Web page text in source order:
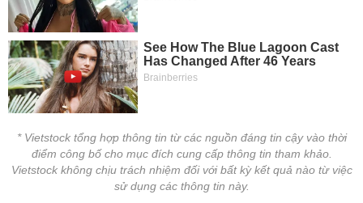
* Vietstock tổng hợp thông tin từ các nguồn đáng tin cậy vào thời
điểm công bố cho mục đích cung cấp thông tin tham khảo.
Vietstock không chịu trách nhiệm đối với bất kỳ kết quả nào từ việc
sử dụng các thông tin này.